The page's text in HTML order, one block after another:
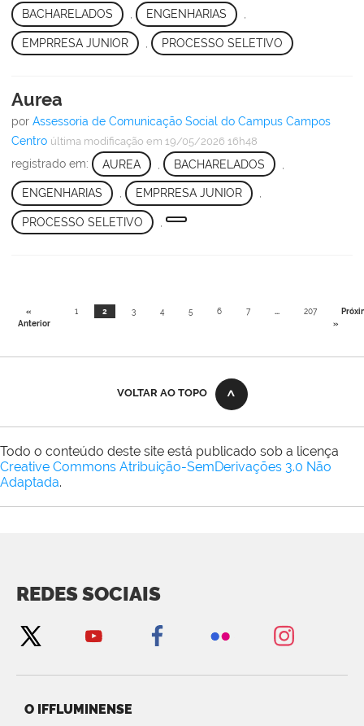
BACHARELADOS ENGENHARIAS
EMPRRESA JUNIOR PROCESSO SELETIVO
Aurea
por Assessoria de Comunicação Social do Campus Campos
Centro última modificação em 19/05/2026 16h48
registrado em: AUREA BACHARELADOS
ENGENHARIAS , EMPRRESA JUNIOR ,
PROCESSO SELETIVO
«
Anterior
1 2 3 4 5 6 7 ... 207
»
VOLTAR AO TOPO
Todo o conteúdo deste site está publicado sob a licença
Creative Commons Atribuição-SemDerivações 3.0 Não
Adaptada.
REDES SOCIAIS
O IFFLUMINENSE